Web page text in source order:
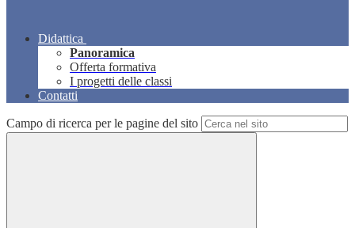
Didattica
Panoramica
Offerta formativa
I progetti delle classi
Contatti
Campo di ricerca per le pagine del sito